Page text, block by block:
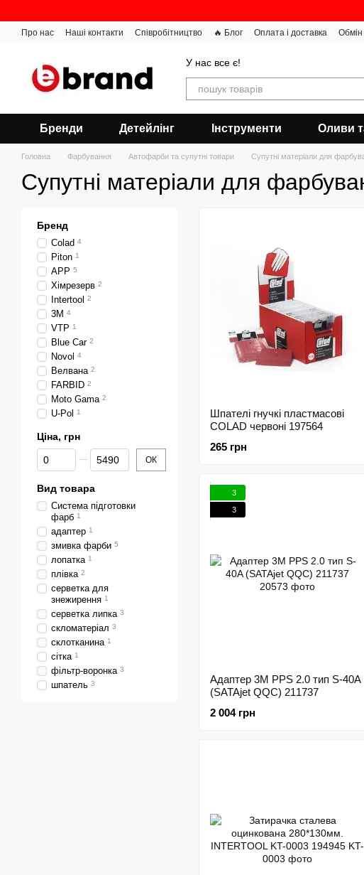
Про нас Наші контакти Співробітництво 🔥 Блог Оплата і доставка
У нас все є!
Бренди Детейлінг Інструменти Оливи
Головна Фарбування Автофарби та супутні товари Супутні матеріали для
Супутні матеріали для
Шпателі гнучкі пластмасові
COLAD червоні 197564
265 грн
3
3
Адаптер 3M PPS 2.0 тип S-40A
(SATAjet QQC) 211737
2 004 грн
Бренд
Colad 4
Piton 1
APP 5
Хімрезерв 2
Intertool 2
3М 4
VTP 1
Blue Car 2
Novol 4
Велвана 2
FARBID 2
Moto Gama 2
U-Pol 1
Ціна, грн
Від Ціна, грн
До Ціна, грн ОК
Вид товара
Система підготовки
фарб 1
адаптер 1
змивка фарби 5
лопатка 1
плівка 2
серветка для
знежирення 1
серветка липка 3
скломатеріал 3
склотканина 1
сітка 1
фільтр-воронка 3
шпатель 3